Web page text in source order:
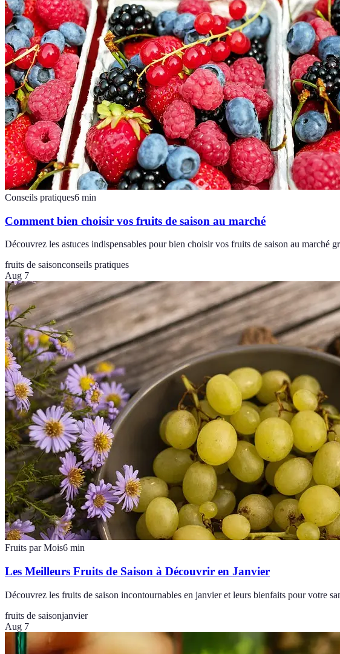
Conseils pratiques6 min
Comment bien choisir vos fruits de saison au marché
Découvrez les astuces indispensables pour bien choisir vos fruits de saison au marché
fruits de saisonconseils pratiques
Aug 7
Fruits par Mois6 min
Les Meilleurs Fruits de Saison à Découvrir en Janvier
Découvrez les fruits de saison incontournables en janvier et leurs bienfaits pour votre
fruits de saisonjanvier
Aug 7